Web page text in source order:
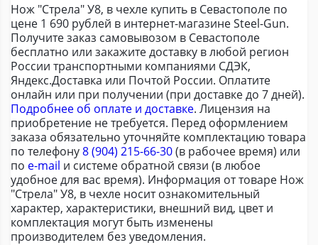
Нож "Стрела" У8, в чехле купить в Севастополе по
цене 1 690 рублей в интернет-магазине Steel-Gun.
Получите заказ самовывозом в Севастополе
бесплатно или закажите доставку в любой регион
России транспортными компаниями СДЭК,
Яндекс.Доставка или Почтой России. Оплатите
онлайн или при получении (при доставке до 7 дней).
Подробнее об оплате и доставке. Лицензия на
приобретение не требуется. Перед оформлением
заказа обязательно уточняйте комплектацию товара
по телефону8 (904) 215-66-30(в рабочее время) или
по e-mail и системе обратной связи (в любое
удобное для вас время). Информация от товаре Нож
"Стрела" У8, в чехле носит ознакомительный
характер, характеристики, внешний вид, цвет и
комплектация могут быть изменены
производителем без уведомления.